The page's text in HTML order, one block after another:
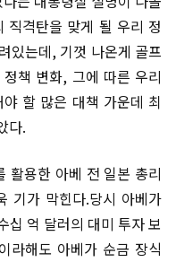
직격탄을 맞게 될 우리 정
있는데, 기껏 나온게 골프
책 변화, 그에 따른 우리
할 많은 대책 가운데 최
다.
활용한 아베 전 일본 총리
기가 막힌다.당시 아베가
십 억 달러의 대미 투자 보
라해도 아베가 순금 장식